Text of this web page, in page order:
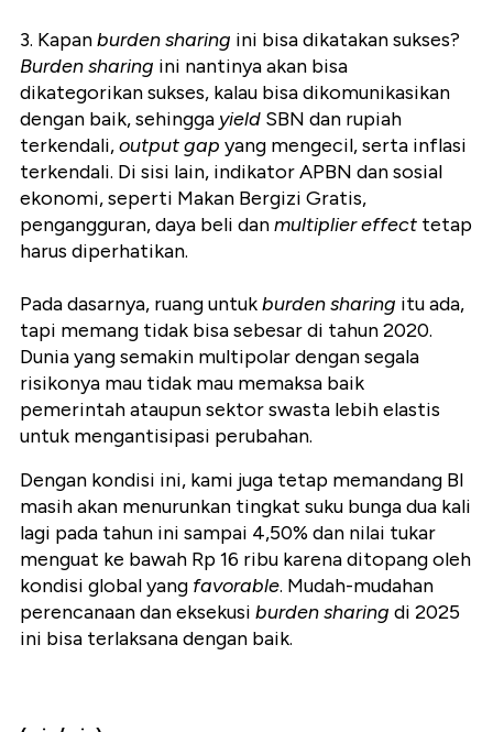
3. Kapanburden sharing ini bisa dikatakan sukses?
Burden sharing ini nantinya akan bisa
dikategorikan sukses, kalau bisa dikomunikasikan
dengan baik, sehingga yield SBN dan rupiah
terkendali,output gap yang mengecil, serta inflasi
terkendali. Di sisi lain, indikator APBN dan sosial
ekonomi, seperti Makan Bergizi Gratis,
pengangguran, daya beli danmultipliereffect tetap
harus diperhatikan.
Pada dasarnya, ruang untukburden sharing itu ada,
tapi memang tidak bisa sebesar di tahun 2020.
Dunia yang semakin multipolar dengan segala
risikonya mau tidak mau memaksa baik
pemerintah ataupun sektor swasta lebih elastis
untuk mengantisipasi perubahan.
Dengan kondisi ini, kami juga tetap memandang BI
masih akan menurunkan tingkat suku bunga dua kali
lagi pada tahun ini sampai 4,50% dan nilai tukar
menguat ke bawah Rp 16 ribu karena ditopang oleh
kondisi global yang favorable. Mudah-mudahan
perencanaan dan eksekusi burden sharing di 2025
ini bisa terlaksana dengan baik.